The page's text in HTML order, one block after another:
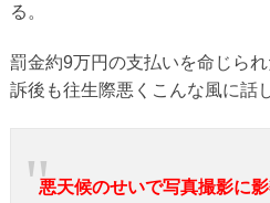
る。
罰金約9万円の支払いを命じら
訴後も往生際悪くこんな風に話
悪天候のせいで写真撮影に影